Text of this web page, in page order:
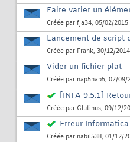
Faire varier un
Créée par fja34, 05/02/2015
Lancement de script
Créée par Frank, 30/12/
Vider un fichier plat
Créée par nap5nap5, 02/09/
[INFA 9.5.1]
Créée par Glutinus, 09/12/
Erreur
Créée par nabil538, 01/12/